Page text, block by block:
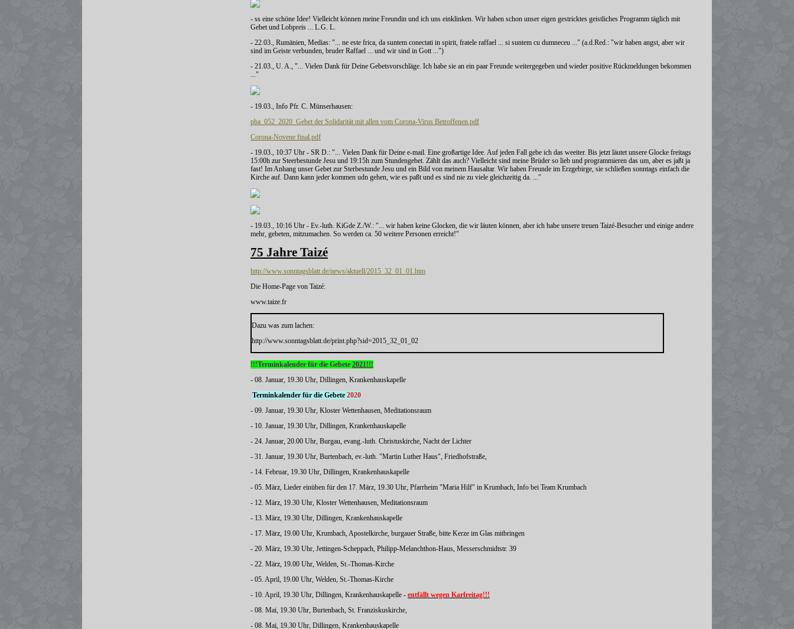
- ss eine schöne Idee! Vielleicht können meine Freundin und ich uns einklinken. Wir haben schon unser eigen gestricktes geistliches Programm täglich mit
Gebet und Lobpreis ... L.G. L.
- 22.03., Rumänien, Medias: "... ne este frica, da suntem conectati in spirit, fratele raffael ... si suntem cu dumneceu ..." (a.d.Red.: "wir haben angst, aber wir
sind im Geiste verbunden, bruder Raffael ... und wir sind in Gott ...")
- 21.03., U. A., "... Vielen Dank für Deine Gebetsvorschläge. Ich habe sie an ein paar Freunde weitergegeben und wieder positive Rückmeldungen bekommen
..."
- 19.03., Info Pfr. C. Münserhausen:
pba_052_2020_Gebet der Solidarität mit allen vom Corona-Virus Betroffenen.pdf
Corona-Novene final.pdf
- 19.03., 10:37 Uhr - SR D.: "... Vielen Dank für Deine e-mail. Eine großartige Idee. Auf jeden Fall gebe ich das weeiter. Bis jetzt läutet unsere Glocke freitags
15:00h zur Steerbestunde Jesu und 19:15h zum Stundengebet. Zählt das auch? Vielleicht sind meine Brüder so lieb und programmieren das um, aber es jaßt ja
fast! Im Anhang unser Gebet zur Sterbestunde Jesu und ein Bild von meinem Hausaltar. Wir haben Freunde im Erzgebirge, sie schließen sonntags einfach die
Kirche auf. Dann kann jeder kommen udn gehen, wie es paßt und es sind nie zu viele gleichzeitig da. ..."
- 19.03., 10:16 Uhr - Ev.-luth. KiGde Z./W.: "... wir haben keine Glocken, die wir läuten können, aber ich habe unsere treuen Taizé-Besucher und einige andere
mehr, gebeten, mitzumachen. So werden ca. 50 weitere Personen erreicht!"
75 Jahre Taizé
http://www.sonntagsblatt.de/news/aktuell/2015_32_01_01.htm
Die Home-Page von Taizé:
www.taize.fr
Dazu was zum lachen:
http://www.sonntagsblatt.de/print.php?sid=2015_32_01_02
!!!Terminkalender für die Gebete 2021!!!
- 08. Januar, 19.30 Uhr, Dillingen, Krankenhauskapelle
Terminkalender für die Gebete 2020
- 09. Januar, 19.30 Uhr, Kloster Wettenhausen, Meditationsraum
- 10. Januar, 19.30 Uhr, Dillingen, Krankenhauskapelle
- 24. Januar, 20.00 Uhr, Burgau, evang.-luth. Christuskirche, Nacht der Lichter
- 31. Januar, 19.30 Uhr, Burtenbach, ev.-luth. "Martin Luther Haus", Friedhofstraße,
- 14. Februar, 19.30 Uhr, Dillingen, Krankenhauskapelle
- 05. März, Lieder einüben für den 17. März, 19.30 Uhr, Pfarrheim "Maria Hilf" in Krumbach, Info bei Team Krumbach
- 12. März, 19.30 Uhr, Kloster Wettenhausen, Meditationsraum
- 13. März, 19.30 Uhr, Dillingen, Krankenhauskapelle
- 17. März, 19.00 Uhr, Krumbach, Apostelkirche, burgauer Straße, bitte Kerze im Glas mitbringen
- 20. März, 19.30 Uhr, Jettingen-Scheppach, Philipp-Melanchthon-Haus, Messerschmidtstr. 39
- 22. März, 19.00 Uhr, Welden, St.-Thomas-Kirche
- 05. April, 19.00 Uhr, Welden, St.-Thomas-Kirche
- 10. April, 19.30 Uhr, Dillingen, Krankenhauskapelle - entfällt wegen Karfreitag!!!
- 08. Mai, 19.30 Uhr, Burtenbach, St. Franziskuskirche,
- 08. Mai, 19.30 Uhr, Dillingen, Krankenhauskapelle